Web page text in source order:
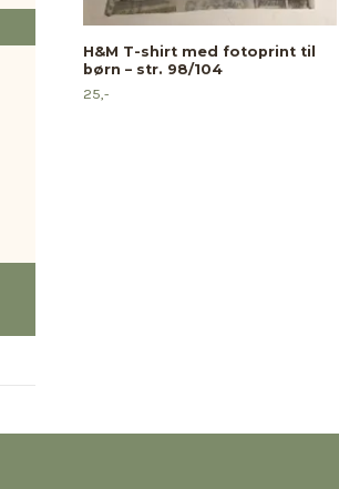
H&M T-shirt med fotoprint til
børn – str. 98/104
25,-